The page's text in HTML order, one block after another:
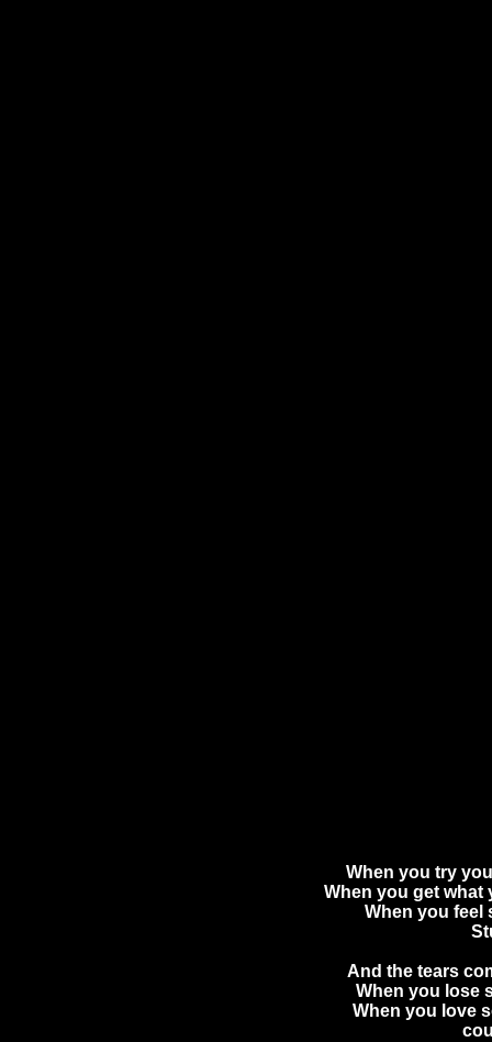
When you try
When you get what
When you feel
And the tears
When you lose
When you love